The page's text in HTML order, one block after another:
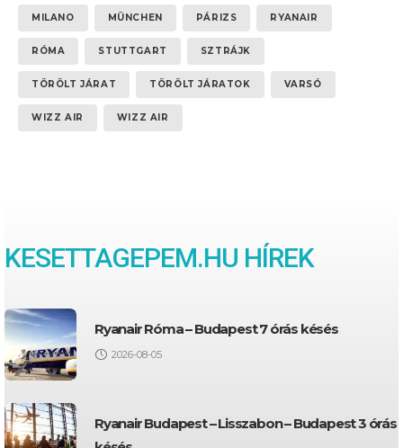
MILANO MÜNCHEN PÁRIZS RYANAIR
RÓMA STUTTGART SZTRÁJK
TÖRÖLT JÁRAT TÖRÖLT JÁRATOK VARSÓ
WIZZ AIR WIZZ AIR
KESETTAGEPEM.HU HÍREK
Ryanair Róma – Budapest 7 órás késés
2026-08-05
Ryanair Budapest – Lisszabon – Budapest 3 órás